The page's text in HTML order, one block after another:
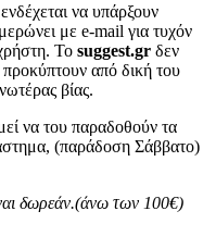
να υπάρξουν
με e-mail για τυχόν
Το suggest.gr δεν
προκύπτουν από δική του
βίας.
να του παραδοθούν τα
(παράδοση Σάββατο)
δωρεάν.(άνω των 100€)